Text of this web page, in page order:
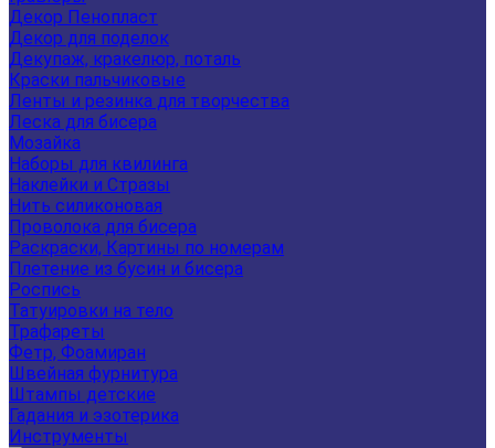
Декор Пенопласт
Декор для поделок
Декупаж, кракелюр, поталь
Краски пальчиковые
Ленты и резинка для творчества
Леска для бисера
Мозайка
Наборы для квилинга
Наклейки и Стразы
Нить силиконовая
Проволока для бисера
Раскраски, Картины по номерам
Плетение из бусин и бисера
Роспись
Татуировки на тело
Трафареты
Фетр, Фоамиран
Швейная фурнитура
Штампы детские
Гадания и эзотерика
Инструменты